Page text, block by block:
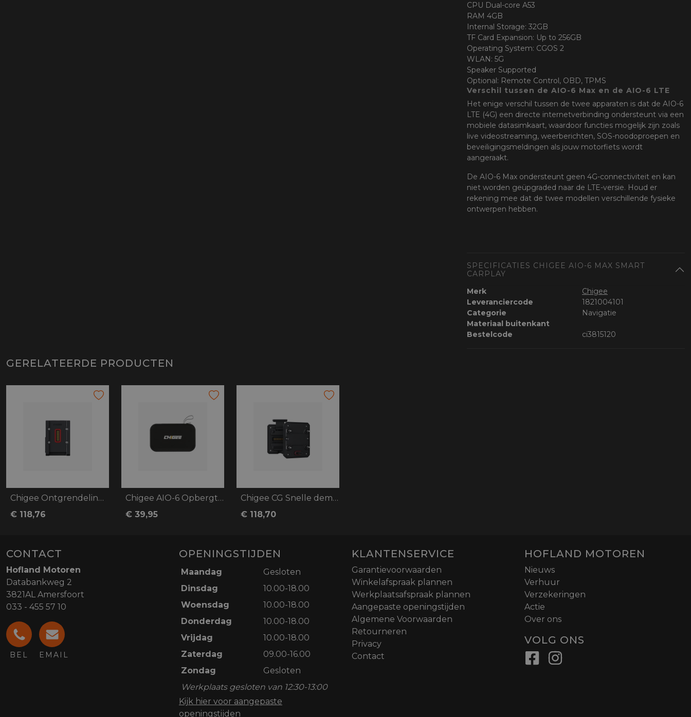
CPU Dual-core A53
RAM 4GB
Internal Storage: 32GB
TF Card Expansion: Up to 256GB
Operating System: CGOS 2
WLAN: 5G
Speaker Supported
Optional: Remote Control, OBD, TPMS
Verschil tussen de AIO-6 Max en de AIO-6 LTE
Het enige verschil tussen de twee apparaten is dat de AIO-6
LTE (4G) een directe internetverbinding ondersteunt via een
mobiele datasimkaart, waardoor functies mogelijk zijn zoals
live videostreaming, weerberichten, SOS-noodoproepen en
beveiligingsmeldingen als jouw motorfiets wordt
aangeraakt.
De AIO-6 Max ondersteunt geen 4G-connectiviteit en kan
niet worden geüpgraded naar de LTE-versie. Houd er
rekening mee dat de twee modellen verschillende fysieke
ontwerpen hebben.
SPECIFICATIES CHIGEE AIO-6 MAX SMART
CARPLAY
Merk
Chigee
Leveranciercode
1821004101
Categorie
Navigatie
Materiaal buitenkant
Bestelcode
ci3815120
GERELATEERDE PRODUCTEN
Chigee Ontgrendelingsbasis voor BMW
€ 118,76
Chigee AIO-6 Opbergtas
€ 39,95
Chigee CG Snelle demontage Module AIO-6
€ 118,70
CONTACT
Hofland Motoren
Databankweg 2
3821AL Amersfoort
033 - 455 57 10
BEL EMAIL
OPENINGSTIJDEN
Maandag
Gesloten
Dinsdag
10.00-18.00
Woensdag
10.00-18.00
Donderdag
10.00-18.00
Vrijdag
10.00-18.00
Zaterdag
09.00-16.00
Zondag
Gesloten
Werkplaats gesloten van 12:30-13:00
Kijk hier voor aangepaste
openingstijden
KLANTENSERVICE
Garantievoorwaarden
Winkelafspraak plannen
Werkplaatsafspraak plannen
Aangepaste openingstijden
Algemene Voorwaarden
Retourneren
Privacy
Contact
HOFLAND MOTOREN
Nieuws
Verhuur
Verzekeringen
Actie
Over ons
VOLG ONS